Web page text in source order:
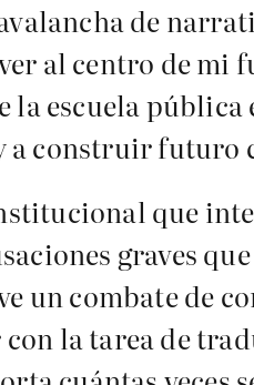
de
al centro de mi
escuela pública
a construir futuro
que
graves
un combate de
la tarea de